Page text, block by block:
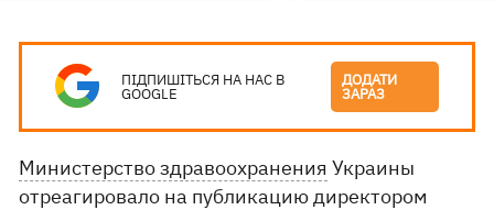
ПІДПИШІТЬСЯ НА НАС В
GOOGLE
ДОДАТИ
ЗАРАЗ
Министерство здравоохранения Украины
отреагировало на публикацию директором